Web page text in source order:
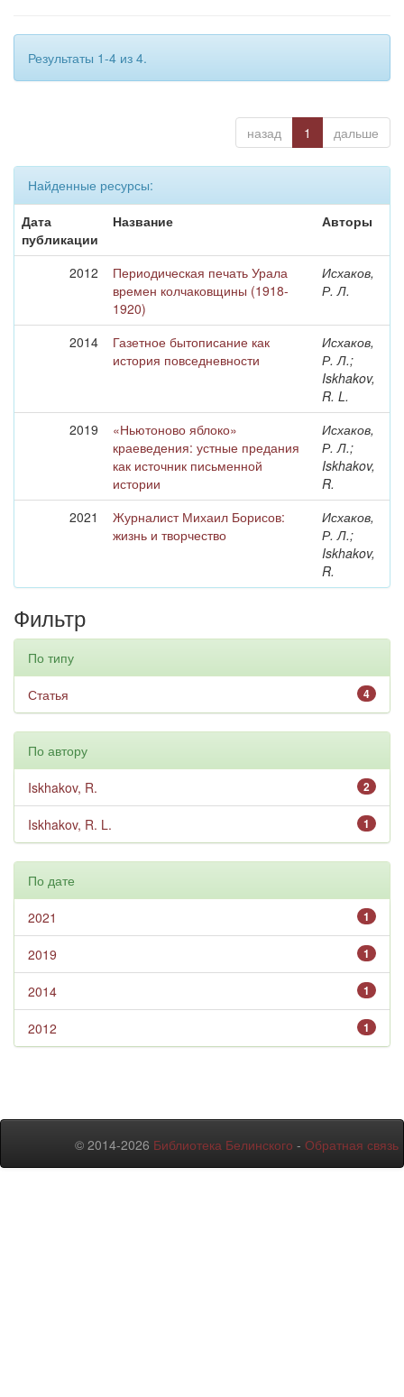
Результаты 1-4 из 4.
назад 1 дальше
Найденные ресурсы:
Дата
публикации
Название Авторы
2012
Периодическая печать Урала
времен колчаковщины (1918-
1920)
Исхаков,
Р. Л.
2014
Газетное бытописание как
история повседневности
Исхаков,
Р. Л.;
Iskhakov,
R. L.
2019
«Ньютоново яблоко»
краеведения: устные предания
как источник письменной
истории
Исхаков,
Р. Л.;
Iskhakov,
R.
2021
Журналист Михаил Борисов:
жизнь и творчество
Исхаков,
Р. Л.;
Iskhakov,
R.
Фильтр
По типу
4
Статья
По автору
2
Iskhakov, R.
1
Iskhakov, R. L.
По дате
1
2021
1
2019
1
2014
1
2012
© 2014-2026 Библиотека Белинского - Обратная связь